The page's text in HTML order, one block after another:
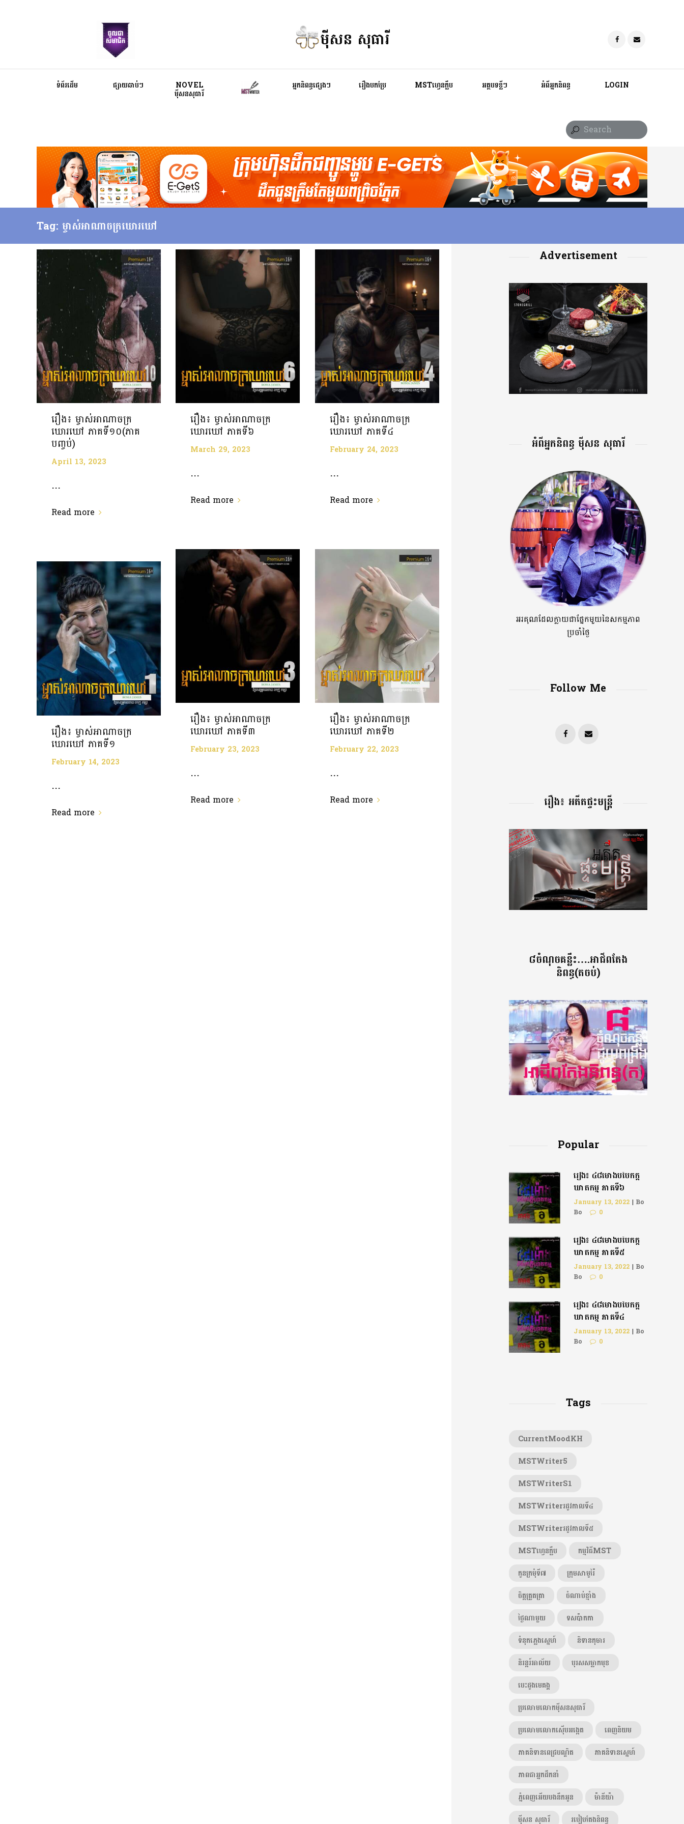
ម៉ីសន សុធារី
ទំព័រដើម ផ្សាយឆាប់ៗ NOVEL
ម៉ីសនសុធារី
អ្នកនិពន្ធផ្សេងៗ រឿងបកប្រែ MSTហ្វេនក្លឹប អត្ថបទខ្លីៗ អំពីអ្នកនិពន្ធ LOGIN
Tag: ម្ចាស់អាណាចក្រឃោរឃៅ
រឿង៖ ម្ចាស់អាណាចក្រ
ឃោរឃៅ ភាគទី១០(ភាគ
បញ្ចប់)
April 13, 2023
...
Read more
រឿង៖ ម្ចាស់អាណាចក្រ
ឃោរឃៅ ភាគទី៦
March 29, 2023
...
Read more
រឿង៖ ម្ចាស់អាណាចក្រ
ឃោរឃៅ ភាគទី៤
February 24, 2023
...
Read more
រឿង៖ ម្ចាស់អាណាចក្រ
ឃោរឃៅ ភាគទី៣
February 23, 2023
...
Read more
រឿង៖ ម្ចាស់អាណាចក្រ
ឃោរឃៅ ភាគទី២
February 22, 2023
...
Read more
រឿង៖ ម្ចាស់អាណាចក្រ
ឃោរឃៅ ភាគទី១
February 14, 2023
...
Read more
Advertisement
អំពីអ្នកនិពន្ធ ម៉ីសន សុធារី
អរគុណដែលក្លាយជាផ្នែកមួយនៃសកម្មភាព
ប្រចាំថ្ងៃ
Follow Me
រឿង៖ អតីតផ្ទះមន្រ្តី
៨ចំណុចគន្លឹះ….អាជីពតែង
និពន្ធ(តចប់)
Popular
រឿង៖ ៤៨ម៉ោងបំបែកក្តី
ឃាតកម្ម ភាគទី៦
January 13, 2022 | Bo
Bo
0
រឿង៖ ៤៨ម៉ោងបំបែកក្ដី
ឃាតកម្ម ភាគទី៥
January 13, 2022 | Bo
Bo
0
រឿង៖ ៤៨ម៉ោងបំបែកក្តី
ឃាតកម្ម ភាគទី៤
January 13, 2022 | Bo
Bo
0
Tags
CurrentMoodKH
MSTWriter5
MSTWriterS1
MSTWriterរដូវកាលទី៤
MSTWriterរដូវកាលទី៥
MSTហ្វេនក្លឹប
កម្មវិធីMST
កូនក្រមុំទី៧
ក្រុមសាមូរ៉ៃ
ចិត្តត្រួតត្រា
ចំណាប់ខ្មាំង
ថ្ងៃណាមួយ
ទសប៉ាកកា
ទំនុកភ្លេងស្នេហ៍
និទានកុមារ
និរន្តរ៍អាល័យ
បុរសសម្លាកមុខ
បេះដូងមេគង្គ
ប្រលោមលោកម៉ីសនសុធារី
ប្រលោមលោកស៊ើបអង្កេត
ពេញនិយម
ភាគនិទានពេជ្របណ្ឌិត
ភាគនិទានស្នេហ៍
ភាពជាអ្នកដឹកនាំ
ភ្នំពេញអើយបងនឹកអូន
ម៉ានីយ៉ា
ម៉ីសន សុធារី
របៀបតែងនិពន្ធ